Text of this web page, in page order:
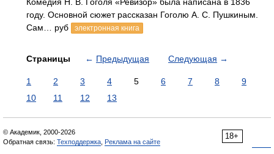
году. Основной сюжет рассказан Гоголю А. С. Пушкиным.
Сам… руб
электронная книга
Страницы ← Предыдущая Следующая →
1 2 3 4 5 6 7 8
9
10
11 12 13
18+
© Академик, 2000-2026
Обратная связь: Техподдержка Реклама на сайте